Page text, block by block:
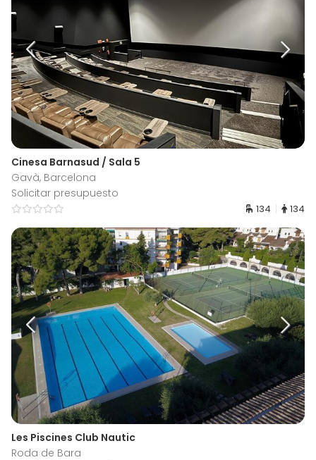
Cinesa Barnasud / Sala 5
Gavà, Barcelona
Solicitar presupuesto
134 134
Les Piscines Club Nautic
Roda de Bara